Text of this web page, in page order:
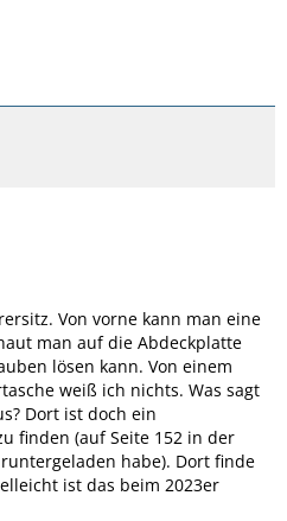
Von vorne kann man eine
man auf die Abdeckplatte
lösen kann. Von einem
weiß ich nichts. Was sagt
Dort ist doch ein
finden (auf Seite 152 in der
habe). Dort finde
ist das beim 2023er